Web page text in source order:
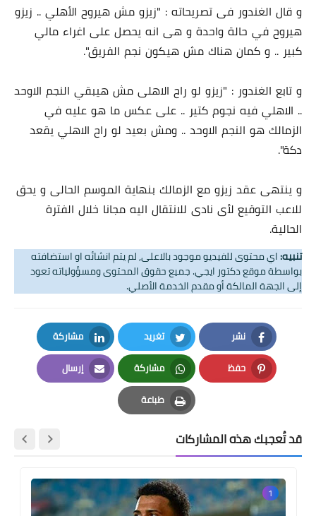
و قال الغندور فى تصريحاته : "زيزو مش هيروح الأهلي .. زيزو
هيروح في حالة واحدة و هى انه يحصل على اغراء مالي
كبير .. و كمان هناك مش هيكون نجم الفريق".
و تابع الغندور : "زيزو لو راح الاهلى مش هيبقي النجم الاوحد
.. الاهلي فيه نجوم كتير .. على عكس ما هو عليه في
الزمالك هو النجم الاوحد .. ومش بعيد لو راح الاهلي يقعد
دكة".
و ينتهى عقد زيزو مع الزمالك بنهاية الموسم الحالى و يحق
للاعب التوقيع لأى نادى للانتقال اليه مجانا خلال الفترة
الحالية.
تنبيه:اي محتوى للفيديو موجود بالاعلى, لم يتم انشائه او استضافته
بواسطة موقع دكتور ايجي. جميع حقوق المحتوى ومسؤولياته تعود
إلى الجهة المالكة أو مقدم الخدمة الأصلي.
نشر
Facebook
تغريد
Twitter
مشاركة
LinkedIn
حفظ
Pinterest
مشاركة
Whatsapp
إرسال
Email
طباعة
Print
قد تُعجبك هذه المشاركات
1